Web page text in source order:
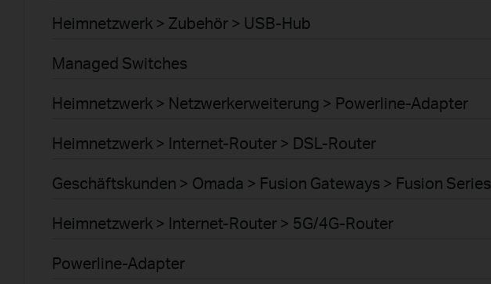
Heimnetzwerk > Zubehör > USB-Hub
Managed Switches
Heimnetzwerk > Netzwerkerweiterung > Powerline-Adapter
Heimnetzwerk > Internet-Router > DSL-Router
Geschäftskunden > Omada > Fusion Gateways > Fusion Series
Heimnetzwerk > Internet-Router > 5G/4G-Router
Powerline-Adapter